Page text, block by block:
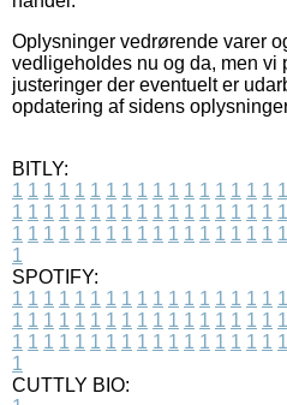
Oplysninger vedrørende varer
vedligeholdes nu og da, men vi
justeringer der eventuelt er
opdatering af sidens
BITLY:
1 1 1 1 1 1 1 1 1 1 1 1 1 1 1 1 1 1
1 1 1 1 1 1 1 1 1 1 1 1 1 1 1 1 1 1
1 1 1 1 1 1 1 1 1 1 1 1 1 1 1 1 1 1
1
SPOTIFY:
1 1 1 1 1 1 1 1 1 1 1 1 1 1 1 1 1 1
1 1 1 1 1 1 1 1 1 1 1 1 1 1 1 1 1 1
1 1 1 1 1 1 1 1 1 1 1 1 1 1 1 1 1 1
1
CUTTLY BIO: